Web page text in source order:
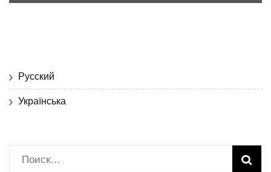
Русский
Українська
Найти: